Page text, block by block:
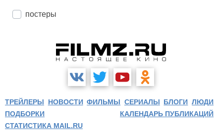
постеры
ТРЕЙЛЕРЫ НОВОСТИ ФИЛЬМЫ СЕРИАЛЫ БЛОГИ ЛЮДИ
ПОДБОРКИ
КАЛЕНДАРЬ ПУБЛИКАЦИЙ
СТАТИСТИКА MAIL.RU